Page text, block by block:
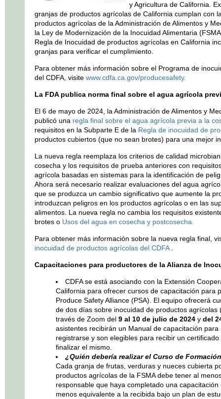
y Agricultura de California.
granjas de productos agrícolas de California cumplan con
productos agrícolas de la Administración de Alimentos y
la Ley de Modernización de la Inocuidad Alimentaria
Regla de Inocuidad de productos agrícolas en California
granjas para verificar el cumplimiento.
Para obtener más información sobre el Programa de
del CDFA, visite www.cdfa.ca.gov/producesafety.
La FDA publica norma final sobre el agua agrícola
El 6 de mayo de 2024, la Administración de Alimentos y
publicó una regla final sobre el agua agrícola previa a la
requisitos en la Subparte E de la Regla de inocuidad de
productos cubiertos (que no sean brotes) para una mejor
La nueva regla reemplaza los criterios de calidad
cosecha y los requisitos de prueba anteriores con
agrícola basadas en sistemas para la identificación de
Ahora será necesario realizar evaluaciones del agua
que se produzca un cambio significativo que aumente la
introduzcan peligros en los productos agrícolas o en las
alimentos. La nueva regla no cambia los requisitos
brotes o Usos del agua en cosecha y postcosecha.
Para obtener más información sobre la nueva regla final,
inocuidad de productos agrícolas del CDFA
Capacitaciones para productores de la Alianza de
CDFA se está asociando con la Extensión
California para ofrecer cursos de capacitación para
Produce Safety Alliance (PSA). El equipo ofrecerá
de dos días sobre inocuidad de productos agrícolas
través de Zoom del 9 al 10 de julio de 2024 y del
asistentes recibirán un Manual de capacitación para
registrarse y son elegibles para recibir un
finalizar el mismo.
¿Quién debería realizar el Curso de
Cada granja de frutas, verduras y nueces cubierta
productos agrícolas de la FSMA debe tener al
responsable que haya completado una
menos equivalente a la recibida bajo un plan de